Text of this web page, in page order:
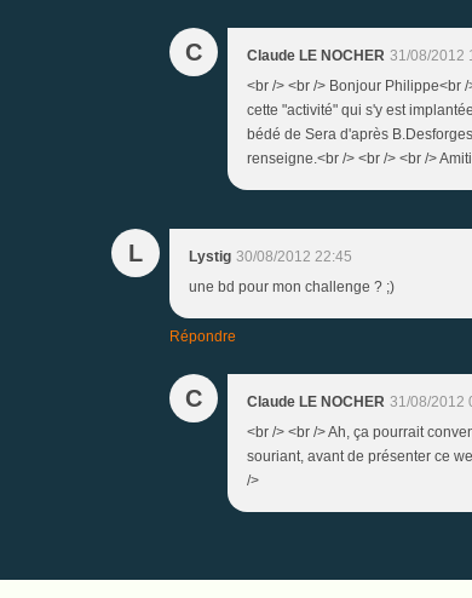
C Claude LE NOCHER 31/08/2012
<br /> <br /> Bonjour Philippe<br
cette "activité" qui s'y est
bédé de Sera d'après
renseigne.<br /> <br /> <br />
L Lystig 30/08/2012 22:45
une bd pour mon challenge ? ;)
Répondre
C Claude LE NOCHER 31/08/2012
<br /> <br /> Ah, ça pourrait
souriant, avant de présenter ce
/>